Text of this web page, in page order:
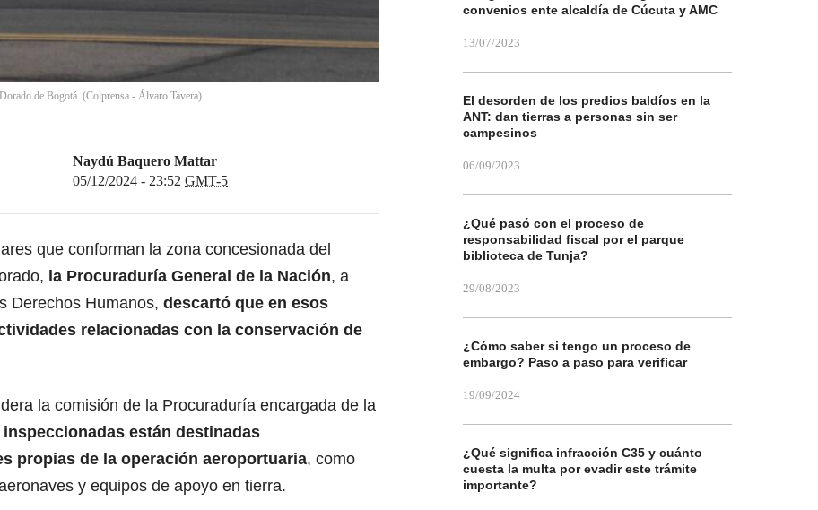
de Bogotá. (Colprensa - Álvaro Tavera)
Naydú Baquero Mattar
05/12/2024 - 23:52 GMT-5
que conforman la zona concesionada del
, la Procuraduría General de la Nación, a
Derechos Humanos, descartó que en esos
relacionadas con la conservación de
la comisión de la Procuraduría encargada de la
inspeccionadas están destinadas
propias de la operación aeroportuaria, como
y equipos de apoyo en tierra.
convenios ente alcaldía de Cúcuta y AMC
13/07/2023
El desorden de los predios baldíos en la
ANT: dan tierras a personas sin ser
campesinos
06/09/2023
¿Qué pasó con el proceso de
responsabilidad fiscal por el parque
biblioteca de Tunja?
29/08/2023
¿Cómo saber si tengo un proceso de
embargo? Paso a paso para verificar
19/09/2024
¿Qué significa infracción C35 y cuánto
cuesta la multa por evadir este trámite
importante?